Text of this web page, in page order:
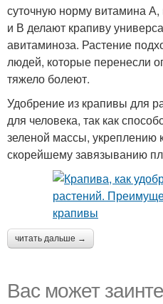
суточную норму витамина
и В делают крапиву
авитаминоза. Растение
людей, которые перенесли
тяжело болеют.
Удобрение из крапивы для
для человека, так как
зеленой массы, укреплению
скорейшему завязыванию
читать дальше →
Вас может